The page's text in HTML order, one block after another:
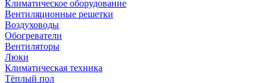
Климатическое оборудование
Вентиляционные решетки
Воздуховоды
Обогреватели
Вентиляторы
Люки
Климатическая техника
Тёплый пол